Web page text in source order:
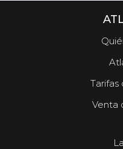
Tarifas
Venta